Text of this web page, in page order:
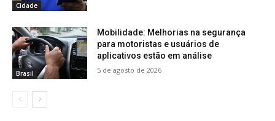
Cidade
Brasil
Mobilidade: Melhorias na segurança
para motoristas e usuários de
aplicativos estão em análise
5 de agosto de 2026